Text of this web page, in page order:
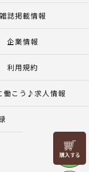
リリヤン
フェア
雑誌掲載情報
企業情報
利用規約
働こう♪求人情報